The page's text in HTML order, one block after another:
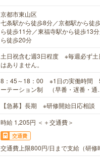
京都市東山区
七条駅から徒歩8分／京都駅から徒
ら徒歩11分／東福寺駅から徒歩13
ら徒歩20分
土日祝含む週3日程度 ※毎週必ず土
はありません。
8：45～18：00 ※1日の実働時間
ーテーション制 （早番・遅番・
【急募】長期 ※研修開始日応相談
時給 1,205円 ＜＋交通費＞
交通費
交通費上限800円/日まで支給（研修